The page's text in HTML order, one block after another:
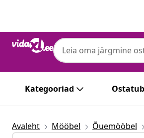
Kategooriad
Avaleht Mööbel Õuemööbel